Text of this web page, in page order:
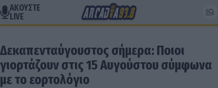
ΑΚΟΥΣΤΕ
LIVE
Δεκαπενταύγουστος σήμερα: Ποιοι
γιορτάζουν στις 15 Αυγούστου σύμφωνα
με το εορτολόγιο